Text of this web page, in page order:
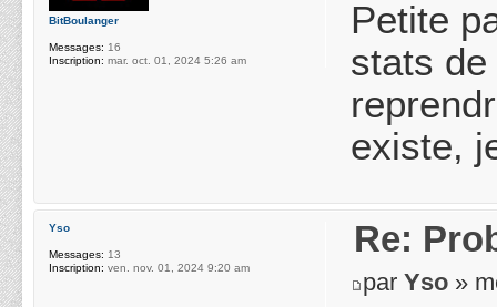
Petite
stats de
existe,
BitBoulanger
Messages: 16
Inscription: mar. oct. 01, 2024 5:26 am
Re:
parYso »
Yso
Messages: 13
Inscription: ven. nov. 01, 2024 9:20 am